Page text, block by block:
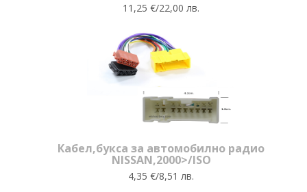
11,25 €/22,00 лв.
Кабел,букса за автомобилно радио
NISSAN,2000>/ISO
4,35 €/8,51 лв.